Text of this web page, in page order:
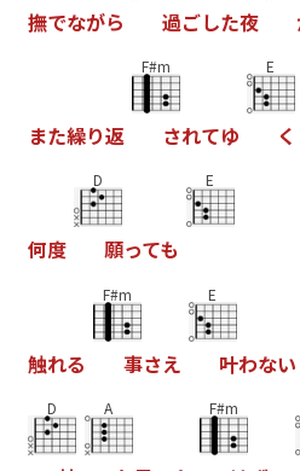
撫でながら 過ごした夜
また繰り返
F#m
されてゆ
E
く
何度
D
願っても
E
触れる
F#m
事さえ
E
叶わない
D A F#m